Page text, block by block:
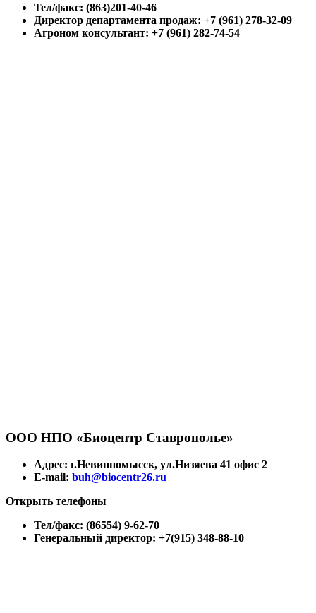
Тел/факс: (863)201-40-46
Директор департамента продаж: +7 (961) 278-32-09
Агроном консультант: +7 (961) 282-74-54
ООО НПО «Биоцентр Ставрополье»
Адрес: г.Невинномысск, ул.Низяева 41 офис 2
E-mail: buh@biocentr26.ru
Открыть телефоны
Тел/факс: (86554) 9-62-70
Генеральный директор: +7(915) 348-88-10